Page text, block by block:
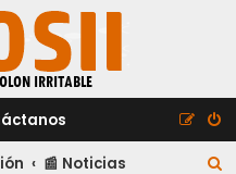
📰 Noticias